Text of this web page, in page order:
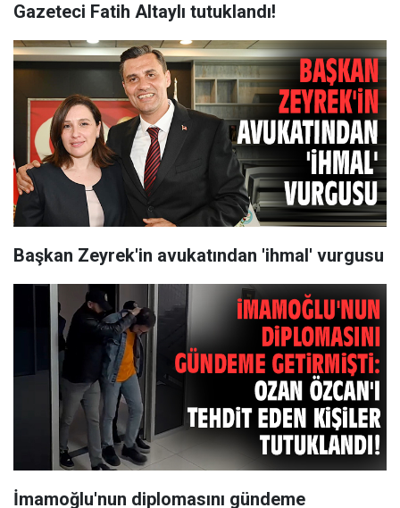
Gazeteci Fatih Altaylı tutuklandı!
Başkan Zeyrek'in avukatından 'ihmal' vurgusu
İmamoğlu'nun diplomasını gündeme